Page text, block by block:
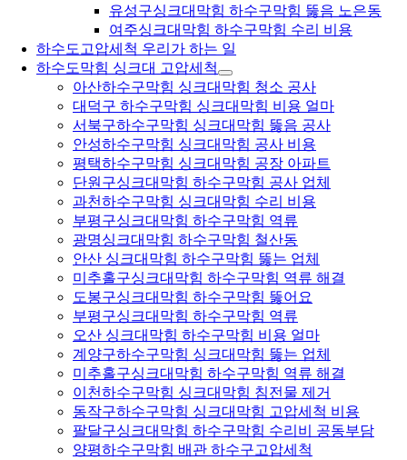
유성구싱크대막힘 하수구막힘 뚫음 노은동
여주싱크대막힘 하수구막힘 수리 비용
하수도고압세척 우리가 하는 일
하수도막힘 싱크대 고압세척
아산하수구막힘 싱크대막힘 청소 공사
대덕구 하수구막힘 싱크대막힘 비용 얼마
서북구하수구막힘 싱크대막힘 뚫음 공사
안성하수구막힘 싱크대막힘 공사 비용
평택하수구막힘 싱크대막힘 공장 아파트
단원구싱크대막힘 하수구막힘 공사 업체
과천하수구막힘 싱크대막힘 수리 비용
부평구싱크대막힘 하수구막힘 역류
광명싱크대막힘 하수구막힘 철산동
안산 싱크대막힘 하수구막힘 뚫는 업체
미추홀구싱크대막힘 하수구막힘 역류 해결
도봉구싱크대막힘 하수구막힘 뚫어요
부평구싱크대막힘 하수구막힘 역류
오산 싱크대막힘 하수구막힘 비용 얼마
계양구하수구막힘 싱크대막힘 뚫는 업체
미추홀구싱크대막힘 하수구막힘 역류 해결
이천하수구막힘 싱크대막힘 침전물 제거
동작구하수구막힘 싱크대막힘 고압세척 비용
팔달구싱크대막힘 하수구막힘 수리비 공동부담
양평하수구막힘 배관 하수구고압세척